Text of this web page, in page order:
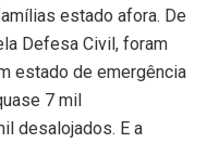
estado afora. De
Defesa Civil, foram
estado de emergência
7 mil
desalojados. E a